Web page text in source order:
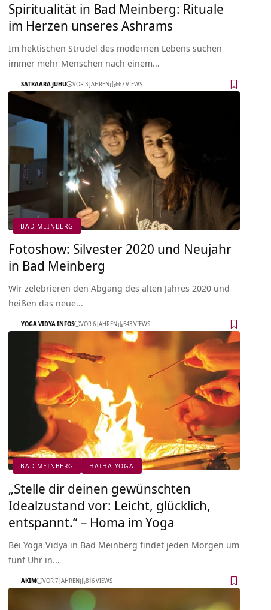
Spiritualität in Bad Meinberg: Rituale
im Herzen unseres Ashrams
Im hektischen Strudel des modernen Lebens suchen
immer mehr Menschen nach einem…
SATKAARA JUHU VOR 3 JAHREN 667 VIEWS
BAD MEINBERG
Fotoshow: Silvester 2020 und Neujahr
in Bad Meinberg
Wir zelebrieren den Abgang des alten Jahres 2020 und
heißen das neue…
YOGA VIDYA INFOS VOR 6 JAHREN 543 VIEWS
BAD MEINBERG HATHA YOGA
„Stelle dir deinen gewünschten
Idealzustand vor: Leicht, glücklich,
entspannt.“ – Homa im Yoga
Bei Yoga Vidya in Bad Meinberg findet jeden Morgen um
fünf Uhr in…
AKIM VOR 7 JAHREN 816 VIEWS